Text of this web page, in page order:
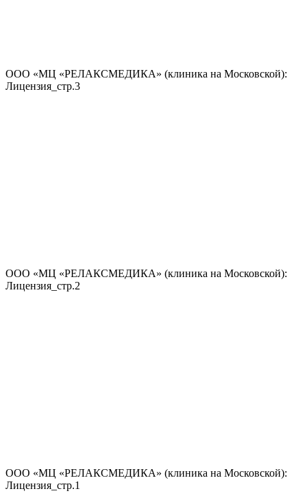
ООО «МЦ «РЕЛАКСМЕДИКА» (клиника на Московской):
Лицензия_стр.3
ООО «МЦ «РЕЛАКСМЕДИКА» (клиника на Московской):
Лицензия_стр.2
ООО «МЦ «РЕЛАКСМЕДИКА» (клиника на Московской):
Лицензия_стр.1